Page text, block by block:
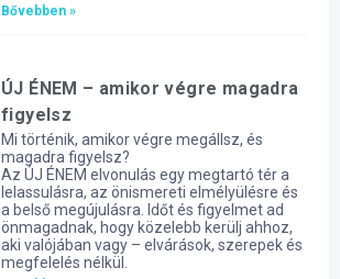
Bővebben »
ÚJ ÉNEM – amikor végre magadra
figyelsz
Mi történik, amikor végre megállsz, és
magadra figyelsz?
Az ÚJ ÉNEM elvonulás egy megtartó tér a
lelassulásra, az önismereti elmélyülésre és
a belső megújulásra. Időt és figyelmet ad
önmagadnak, hogy közelebb kerülj ahhoz,
aki valójában vagy – elvárások, szerepek és
megfelelés nélkül.